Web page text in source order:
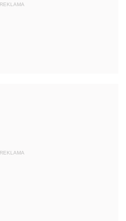
REKLAMA
REKLAMA